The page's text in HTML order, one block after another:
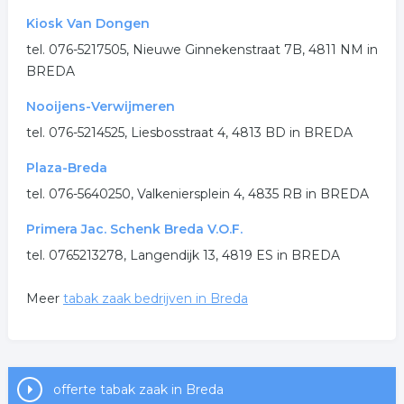
Kiosk Van Dongen
tel. 076-5217505, Nieuwe Ginnekenstraat 7B, 4811 NM in
BREDA
Nooijens-Verwijmeren
tel. 076-5214525, Liesbosstraat 4, 4813 BD in BREDA
Plaza-Breda
tel. 076-5640250, Valkeniersplein 4, 4835 RB in BREDA
Primera Jac. Schenk Breda V.O.F.
tel. 0765213278, Langendijk 13, 4819 ES in BREDA
Meer tabak zaak bedrijven in Breda
offerte tabak zaak in Breda